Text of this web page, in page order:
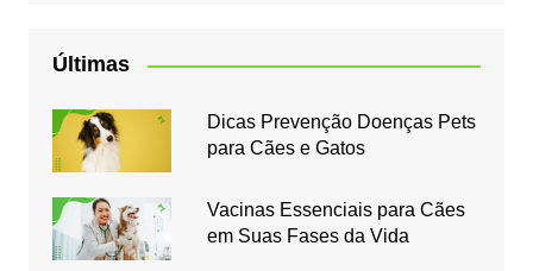
Últimas
Dicas Prevenção Doenças Pets
para Cães e Gatos
Vacinas Essenciais para Cães
em Suas Fases da Vida